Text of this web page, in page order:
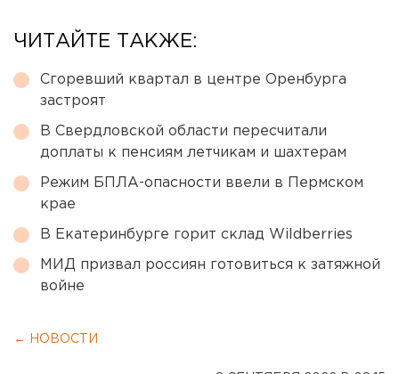
ЧИТАЙТЕ ТАКЖЕ:
Сгоревший квартал в центре Оренбурга
застроят
В Свердловской области пересчитали
доплаты к пенсиям летчикам и шахтерам
Режим БПЛА-опасности ввели в Пермском
крае
В Екатеринбурге горит склад Wildberries
МИД призвал россиян готовиться к затяжной
войне
← НОВОСТИ